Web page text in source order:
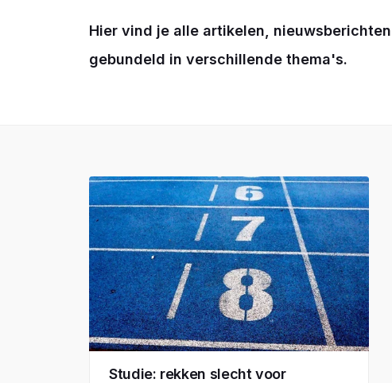
Hier vind je alle artikelen,
gebundeld in verschillende thema's.
Studie: rekken slecht voor